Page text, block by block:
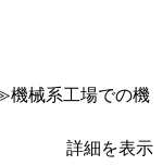
機械系工場での機
詳細を表示